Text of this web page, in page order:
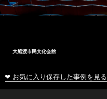
大船渡市民文化会館
❤ お気に入り保存した事例を見る